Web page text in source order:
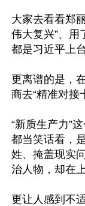
大家去看看郑
伟大复兴”、
都是习近平上
更离谱的是，
商去“精准对接
“新质生产力”
都当笑话看，
姓、掩盖现实
治人物，却在
更让人感到不